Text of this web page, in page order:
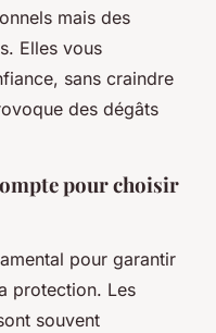
mais des
Elles vous
sans craindre
des dégâts
pour choisir
pour garantir
protection. Les
souvent